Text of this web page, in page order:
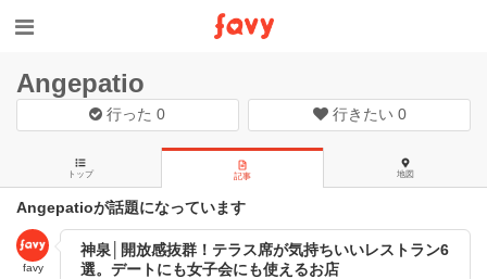
Angepatio
行った0 行きたい 0
トップ 記事 地図
Angepatioが話題になっています
favy
神泉│開放感抜群！テラス席が気持ちいいレストラン6
選。デートにも女子会にも使えるお店